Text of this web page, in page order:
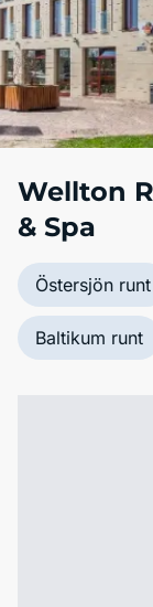
Wellton
& Spa
Östersjön runt
Baltikum runt